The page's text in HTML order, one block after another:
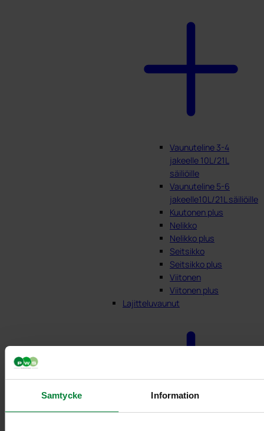
Samtycke Information
Vaunuteline 3-4
jakeelle 10L/21L
säiliöille
Vaunuteline 5-6
jakeelle10L/21L säiliöille
Kuutonen plus
Nelikko
Nelikko plus
Seitsikko
Seitsikko plus
Viitonen
Viitonen plus
Lajitteluvaunut